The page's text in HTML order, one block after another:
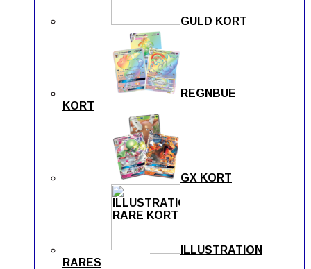
GULD KORT
REGNBUE
KORT
GX KORT
ILLUSTRATION
RARES